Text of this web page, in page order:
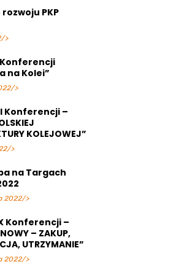
PKP
>
Konferencji
na Kolei”
>
Konferencji –
KOLEJOWEJ”
>
na Targach
2022/>
Konferencji –
– ZAKUP,
UTRZYMANIE”
2022/>